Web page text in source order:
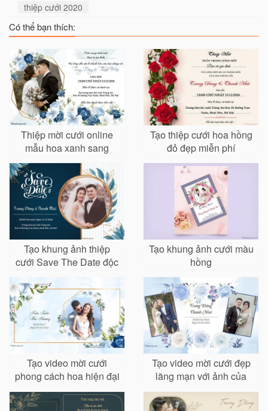
thiệp cưới 2020
Có thể bạn thích:
Thiệp mời cưới online
mẫu hoa xanh sang
trọng, độc đáo
Tạo thiệp cưới hoa hồng
đỏ đẹp miễn phí
Tạo khung ảnh thiệp
cưới Save The Date độc
Tạo khung ảnh cưới màu
hồng
Tạo video mời cưới
phong cách hoa hiện đại
Tạo video mời cưới đẹp
lãng mạn với ảnh của
bạn